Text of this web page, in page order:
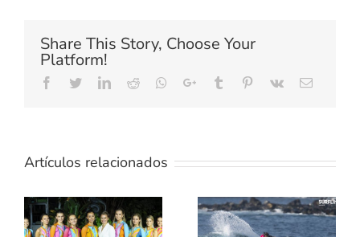
Share This Story, Choose Your
Platform!
Facebook
TwitterLinkedIn
Reddit Whatsapp
Google+Tumblr Pinterest
Vk Email
Artículos relacionados